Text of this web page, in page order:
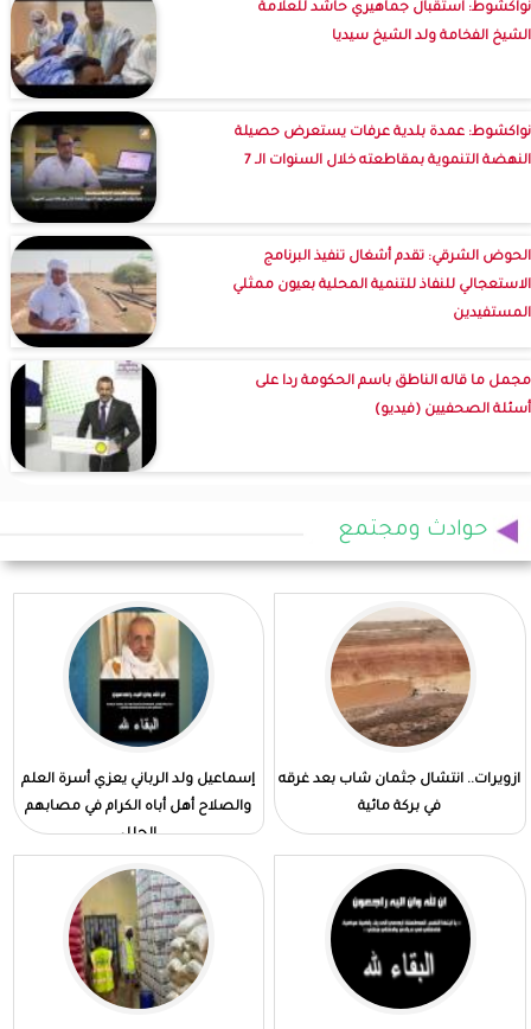
نواكشوط: استقبال جماهيري حاشد للعلامة
الشيخ الفخامة ولد الشيخ سيديا
نواكشوط: عمدة بلدية عرفات يستعرض حصيلة
النهضة التنموية بمقاطعته خلال السنوات الـ 7
الحوض الشرقي: تقدم أشغال تنفيذ البرنامج
الاستعجالي للنفاذ للتنمية المحلية بعيون ممثلي
المستفيدين
مجمل ما قاله الناطق باسم الحكومة ردا على
أسئلة الصحفيين (فيديو)
حوادث ومجتمع
ازويرات.. انتشال جثمان شاب بعد غرقه
في بركة مائية
إسماعيل ولد الرباني يعزي أسرة العلم
والصلاح أهل أباه الكرام في مصابهم
الجلل